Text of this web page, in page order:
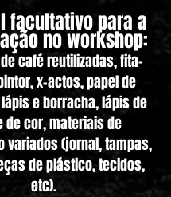
facultativo para a
no workshop:
café reutilizadas, fita-
x-actos, papel de
e borracha, lápis de
de cor, materiais de
variados (jornal, tampas,
de plástico, tecidos,
etc).